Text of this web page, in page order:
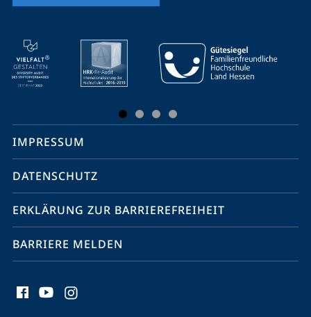
Mobile-
Service-
Navigation
Social
Media
Kontakte
IMPRESSUM
DATENSCHUTZ
ERKLÄRUNG ZUR BARRIEREFREIHEIT
BARRIERE MELDEN